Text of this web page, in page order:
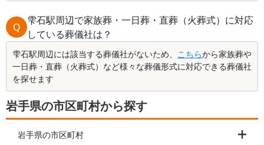
Q
雫石駅周辺で家族葬・一日葬・直葬（火葬式）に対応
している葬儀社は？
雫石駅周辺には該当する葬儀社がないため、 こちらから家族葬や
一日葬・直葬（火葬式）など様々な葬儀形式に対応できる葬儀社
を探せます
岩手県の市区町村から探す
岩手県の市区町村